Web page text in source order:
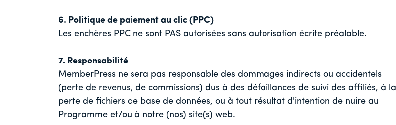
6. Politique de paiement au clic (PPC)
Les enchères PPC ne sont PAS autorisées sans autorisation écrite préalable.
7. Responsabilité
MemberPress ne sera pas responsable des dommages indirects ou accidentels
(perte de revenus, de commissions) dus à des défaillances de suivi des affiliés, à la
perte de fichiers de base de données, ou à tout résultat d'intention de nuire au
Programme et/ou à notre (nos) site(s) web.